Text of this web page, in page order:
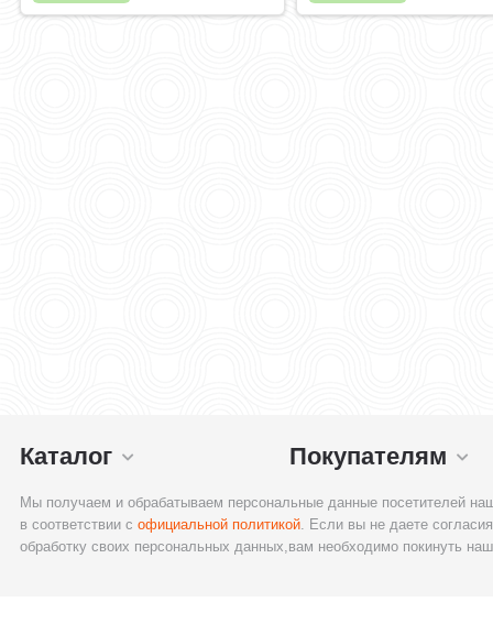
Каталог Покупателям
Мы получаем и обрабатываем персональные данные посетителей
в соответствии софициальной политикой. Если вы не даете
обработку своих персональных данных,вам необходимо покинуть